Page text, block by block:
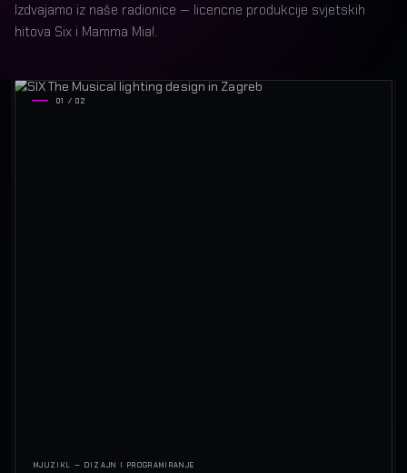
Izdvajamo iz naše radionice — licencne produkcije svjetskih
hitova Six i Mamma Mia!.
01 / 02
MJUZIKL — DIZAJN I PROGRAMIRANJE